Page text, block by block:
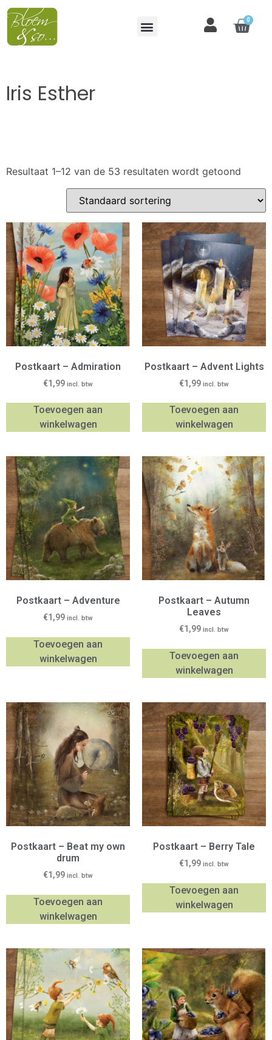
0
Iris Esther
Resultaat 1–12 van de 53 resultaten wordt getoond
Postkaart – Admiration
€1,99 incl. btw
Toevoegen aan
winkelwagen
Postkaart – Advent Lights
€1,99 incl. btw
Toevoegen aan
winkelwagen
Postkaart – Adventure
€1,99 incl. btw
Toevoegen aan
winkelwagen
Postkaart – Autumn
Leaves
€1,99 incl. btw
Toevoegen aan
winkelwagen
Postkaart – Beat my own
drum
€1,99 incl. btw
Toevoegen aan
winkelwagen
Postkaart – Berry Tale
€1,99 incl. btw
Toevoegen aan
winkelwagen